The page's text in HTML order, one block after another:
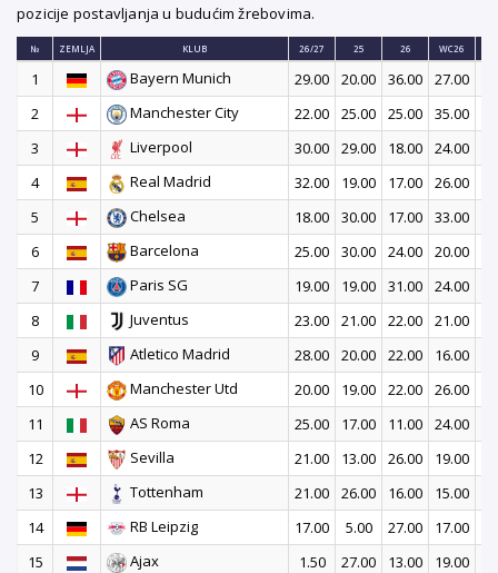
pozicije postavljanja u budućim žrebovima.
№ ZEMLJA KLUB 26/27 25 26 WC26
1 Bayern Munich 29.00 20.00 36.00 27.00
2
Manchester City 22.00 25.00 25.00 35.00
3
Liverpool 30.00 29.00 18.00 24.00
4
Real Madrid 32.00 19.00 17.00 26.00
5
Chelsea 18.00 30.00 17.00 33.00
6
Barcelona 25.00 30.00 24.00 20.00
7
Paris SG 19.00 19.00 31.00 24.00
8
Juventus 23.00 21.00 22.00 21.00
9
Atletico Madrid 28.00 20.00 22.00 16.00
10
Manchester Utd 20.00 19.00 22.00 26.00
11
AS Roma 25.00 17.00 11.00 24.00
12
Sevilla 21.00 13.00 26.00 19.00
13
Tottenham 21.00 26.00 16.00 15.00
14
RB Leipzig 17.00 5.00 27.00 17.00
15
Ajax 1.50 27.00 13.00 19.00